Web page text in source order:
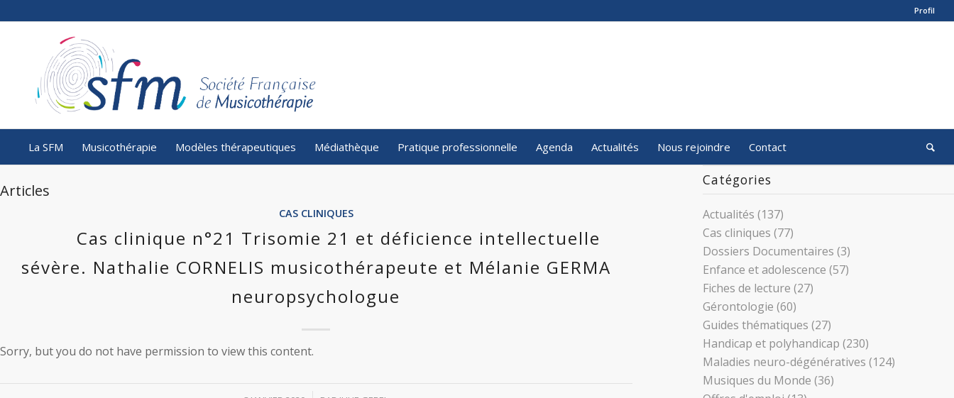
Profil
La SFM Musicothérapie Modèles thérapeutiques Médiathèque Pratique professionnelle Agenda Actualités Nous rejoindre Contact
Articles
CAS CLINIQUES
Cas clinique n°21 Trisomie 21 et déficience intellectuelle
sévère. Nathalie CORNELIS musicothérapeute et Mélanie GERMA
neuropsychologue
Sorry, but you do not have permission to view this content.
Catégories
Actualités (137)
Cas cliniques (77)
Dossiers Documentaires (3)
Enfance et adolescence (57)
Fiches de lecture (27)
Gérontologie (60)
Guides thématiques (27)
Handicap et polyhandicap (230)
Maladies neuro-dégénératives (124)
Musiques du Monde (36)